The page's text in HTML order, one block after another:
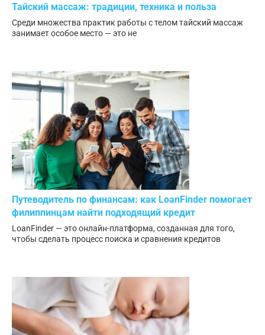
Тайский массаж: традиции, техника и польза
Среди множества практик работы с телом тайский массаж
занимает особое место — это не
Путеводитель по финансам: как LoanFinder помогает
филиппинцам найти подходящий кредит
LoanFinder — это онлайн-платформа, созданная для того,
чтобы сделать процесс поиска и сравнения кредитов